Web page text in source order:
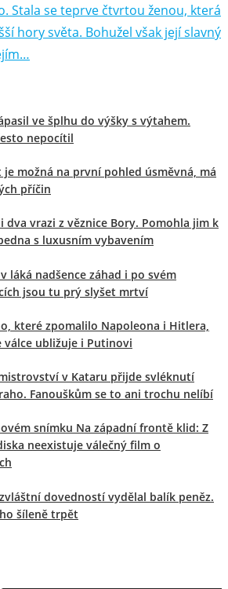
Stala se teprve čtvrtou ženou, která
hory světa. Bohužel však její slavný
ve šplhu do výšky s výtahem.
nepocítil
možná na první pohled úsměvná, má
příčin
dva vrazi z věznice Bory. Pomohla jim k
s luxusním vybavením
láká nadšence záhad i po svém
jsou tu prý slyšet mrtví
které zpomalilo Napoleona i Hitlera,
válce ubližuje i Putinovi
v Kataru přijde svléknutí
Fanouškům se to ani trochu nelíbí
snímku Na západní frontě klid: Z
neexistuje válečný film o
dovedností vydělal balík peněz.
šíleně trpět